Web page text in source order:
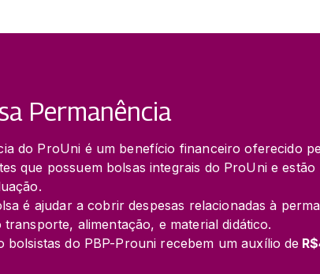
Permanência
do ProUni é um benefício financeiro oferecido
que possuem bolsas integrais do ProUni e
é ajudar a cobrir despesas relacionadas à
transporte, alimentação, e material didático.
bolsistas do PBP-Prouni recebem um auxílio de